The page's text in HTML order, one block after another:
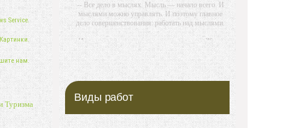
Service.
нам.
Туризма
-- Все дело в мыслях. Мысль — начало всего. И
мыслями можно управлять. И поэтому главное
дело совершенствования: работать над мыслями.
-- Идите уверенно по направлению к мечте. Живите
той жизнью, которую вы сами себе придумали.
-- Самое большое богатство — это ум. Самая
большая нищета — глупость. Из всех страхов
-- Лучшее, что можно сделать с хорошим советом,
это пропустить его мимо ушей. Он никогда не
бывает полезен никому, кроме того, кто его дал.
Виды работ